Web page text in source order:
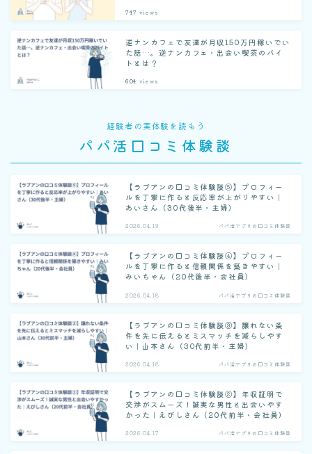
747 views
逆ナンカフェで友達が月収150万円稼いでい
た話…。逆ナンカフェ・出会い喫茶のバイ
トとは？
604 views
経験者の実体験を読もう
パパ活口コミ体験談
【ラブアンの口コミ体験談⑤】プロフィー
ルを丁寧に作ると反応率が上がりやすい｜
あいさん（30代後半・主婦）
2026.04.19 パパ活アプリの口コミ体験談
【ラブアンの口コミ体験談④】プロフィー
ルを丁寧に作ると信頼関係を築きやすい｜
みいちゃん（20代後半・会社員）
2026.04.18 パパ活アプリの口コミ体験談
【ラブアンの口コミ体験談③】譲れない条
件を先に伝えるとミスマッチを減らしやす
い｜山本さん（30代前半・主婦）
2026.04.18 パパ活アプリの口コミ体験談
【ラブアンの口コミ体験談②】年収証明で
交渉がスムーズ！誠実な男性と出会いやす
かった｜えびしさん（20代前半・会社員）
2026.04.17 パパ活アプリの口コミ体験談